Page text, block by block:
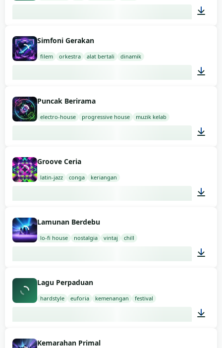
Simfoni Gerakan
filem orkestra alat bertali dinamik
Puncak Berirama
electro-house progressive house muzik kelab
Groove Ceria
latin-jazz conga keriangan
Lamunan Berdebu
lo-fi house nostalgia vintaj chill
Lagu Perpaduan
hardstyle euforia kemenangan festival
Kemarahan Primal